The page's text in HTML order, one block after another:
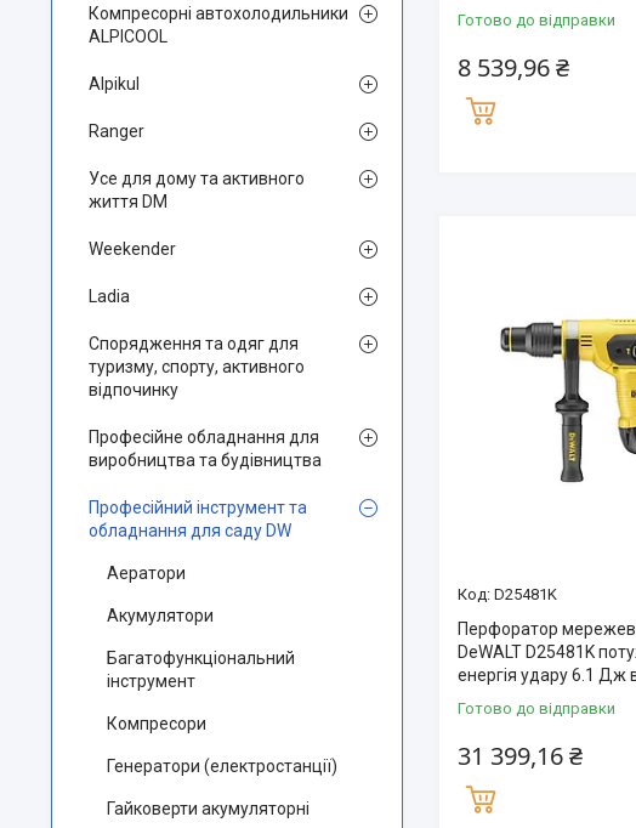
Готово до відправки
8 539,96 ₴
D25481K
Перфоратор
DeWALT D25481K
енергія удару 6.1 Дж
Готово до відправки
31 399,16 ₴
Компресорні автохолодильники
ALPICOOL
Alpikul
Ranger
Усе для дому та активного
життя DM
Weekender
Ladia
Спорядження та одяг для
туризму, спорту, активного
відпочинку
Професійне обладнання для
виробництва та будівництва
Професійний інструмент та
обладнання для саду DW
Аератори
Акумулятори
Багатофункціональний
інструмент
Компресори
Генератори (електростанції)
Гайковерти акумуляторні